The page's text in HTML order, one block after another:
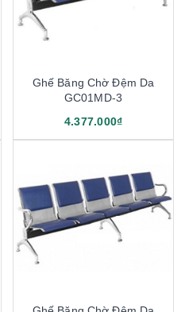
Ghế Băng Chờ Đệm Da
GC01MD-3
4.377.000₫